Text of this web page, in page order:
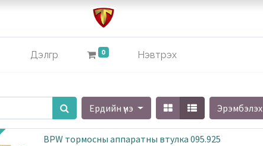
Дэлгүүр 0 Нэвтрэх
Ердийн үнэ Эрэмбэлэх
BPW тормосны аппаратны втулка 095.925